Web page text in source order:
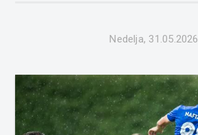
Nedelja, 31.05.2026